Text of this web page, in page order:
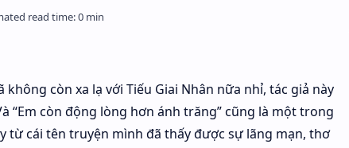
còn xa lạ với Tiếu Giai Nhân nữa nhỉ, tác giả này
“Em còn động lòng hơn ánh trăng” cũng là một trong
từ cái tên truyện mình đã thấy được sự lãng mạn, thơ